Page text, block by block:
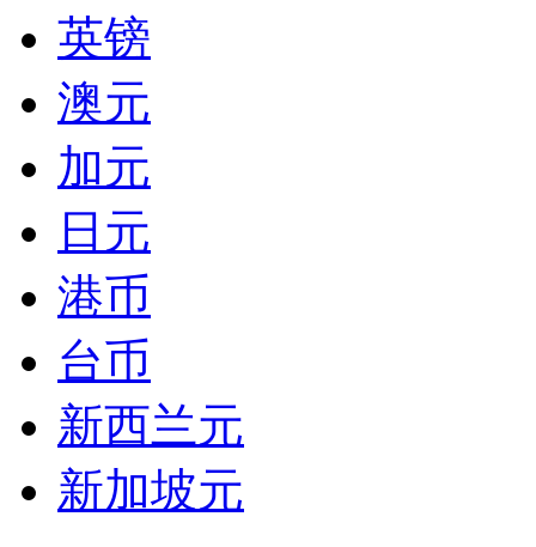
英镑
澳元
加元
日元
港币
台币
新西兰元
新加坡元